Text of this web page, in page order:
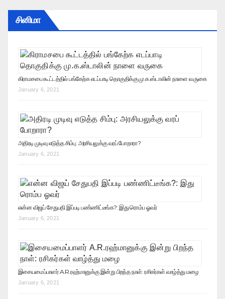
சினிமா
கிராமசபை கூட்டத்தில் பங்கேற்க எடப்பாடி தொகுதிக்கு மு.க.ஸ்டாலின் நாளை வருகை
January 6, 2021
அதிரடி முடிவு எடுத்த சிம்பு: அரசியலுக்கு வரப் போறாரா?
January 6, 2021
என்ன விஜய் சேதுபதி இப்படி பண்ணிட்டீங்க?: இது ரொம்ப ஓவர்
January 6, 2021
இசையமைப்பாளர் A.R.ரஹ்மானுக்கு இன்று பிறந்த நாள்: ரசிகர்கள் வாழ்த்து மழை
January 6, 2021